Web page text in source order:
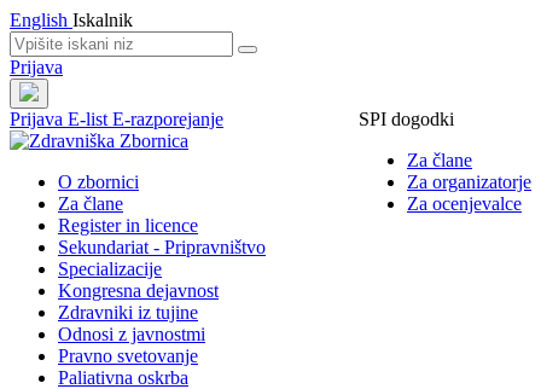
English Iskalnik
Prijava
Prijava
SPI dogodki
Za člane
Za organizatorje
Za ocenjevalce
E-list E-razporejanje
O zbornici
Za člane
Register in licence
Sekundariat - Pripravništvo
Specializacije
Kongresna dejavnost
Zdravniki iz tujine
Odnosi z javnostmi
Pravno svetovanje
Paliativna oskrba